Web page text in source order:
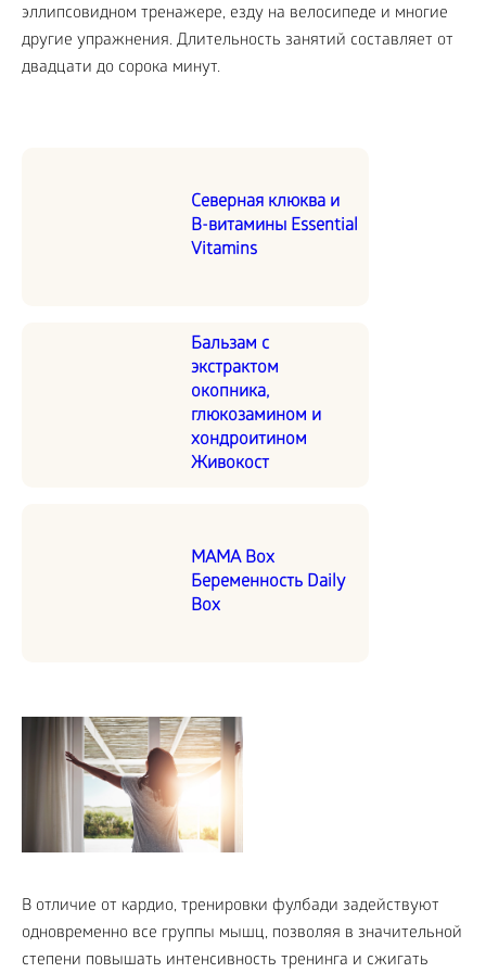
эллипсовидном тренажере, езду на велосипеде и многие
другие упражнения. Длительность занятий составляет от
двадцати до сорока минут.
Северная клюква и
В-витамины Essential
Vitamins
Бальзам с
экстрактом
окопника,
глюкозамином и
хондроитином
Живокост
MAMA Box
Беременность Daily
Box
В отличие от кардио, тренировки фулбади задействуют
одновременно все группы мышц, позволяя в значительной
степени повышать интенсивность тренинга и сжигать